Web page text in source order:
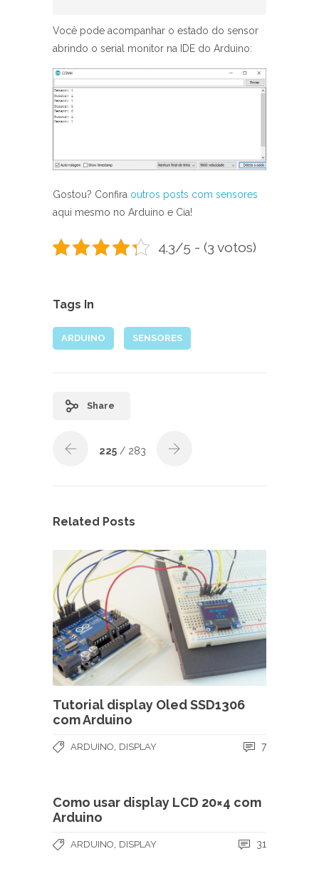
Você pode acompanhar o estado do sensor
abrindo o serial monitor na IDE do Arduino:
Gostou? Confira outros posts com sensores
aqui mesmo no Arduino e Cia!
4.3/5 - (3 votos)
Tags In
ARDUINO SENSORES
Share
225 / 283
Related Posts
Tutorial display Oled SSD1306
com Arduino
ARDUINO DISPLAY 7
Como usar display LCD 20×4 com
Arduino
ARDUINO DISPLAY 31